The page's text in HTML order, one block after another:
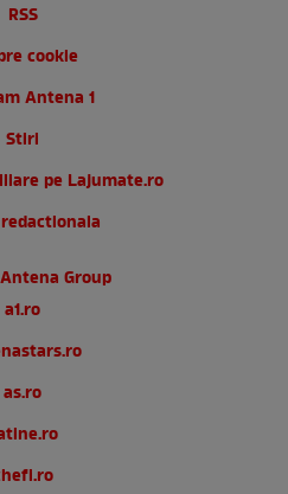
RSS
cookie
Antena 1
Stiri
pe Lajumate.ro
Group
a1.ro
as.ro